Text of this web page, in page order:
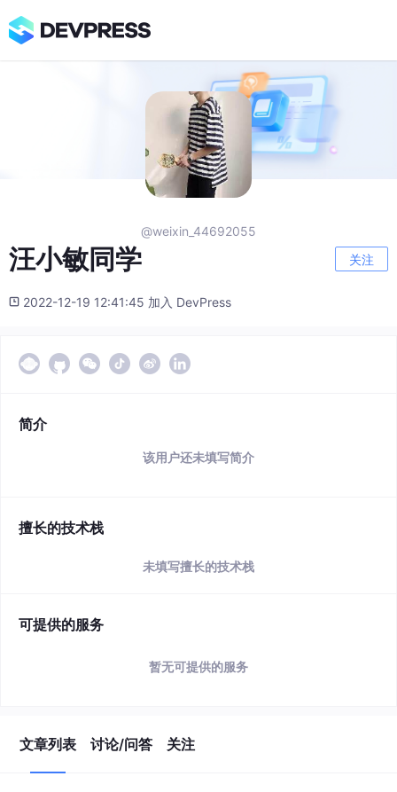
@weixin_44692055
汪小敏同学 关注
2022-12-19 12:41:45 加入 DevPress
简介
该用户还未填写简介
擅长的技术栈
未填写擅长的技术栈
可提供的服务
暂无可提供的服务
文章列表 讨论/问答 关注